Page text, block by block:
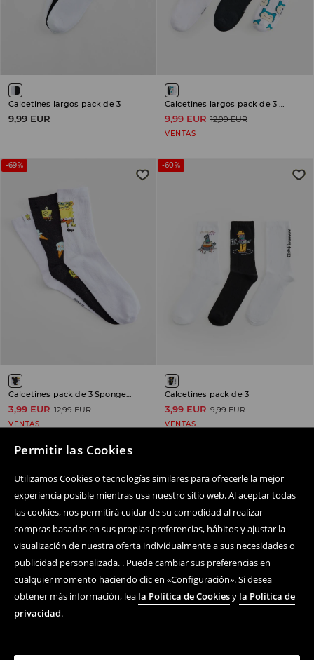
Permitir las Cookies
Utilizamos Cookies o tecnologías similares para ofrecerle la mejor
experiencia posible mientras usa nuestro sitio web. Al aceptar todas
las cookies, nos permitirá cuidar de su comodidad al realizar
compras basadas en sus propias preferencias, hábitos y ajustar la
visualización de nuestra oferta individualmente a sus necesidades o
publicidad personalizada. . Puede cambiar sus preferencias en
cualquier momento haciendo clic en «Configuración». Si desea
obtener más información, lea la Política de Cookiesy la Política de
privacidad.
Calcetines largos pack de 3
9,99 EUR 9,99 EUR 12,99 EUR
VENTAS
-69%
Calcetines pack de 3 SpongeBob
3,99 EUR 12,99 EUR
VENTAS
-60%
Calcetines pack de 3
3,99 EUR 9,99 EUR
VENTAS
Siguenos
Centro de ayuda
Compra En Línea
Términos y condiciones